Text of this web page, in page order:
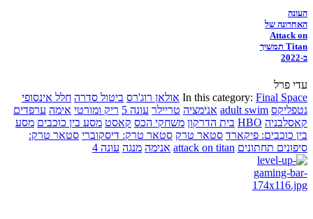
העונה
האחרונה של
Attack on
Titan תמשיך
ב-2022
עדי פרל
In this category: Final Space אולאן רוג'רס ביטול סדרה חלל אינסופי
נטפליקס adult swim אנימציה טריילר עונה 5 ריק ומורטי אימה ערפדים
קאסלבניה HBO בית הדרקון משחקי הכס קאסט מסע בין כוכבים מסע
בין כוכבים: פיקארד סטאר טרק סטאר טרק: דיסקוברי סטאר טרק:
סיפונים תחתונים attack on titan אנימה מנגה עונה 4